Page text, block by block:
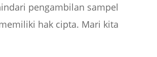
pengambilan sampel
hak cipta. Mari kita